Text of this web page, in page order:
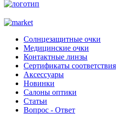
Солнцезащитные очки
Медицинские очки
Контактные линзы
Сертификаты соответствия
Аксессуары
Новинки
Салоны оптики
Статьи
Вопрос - Ответ